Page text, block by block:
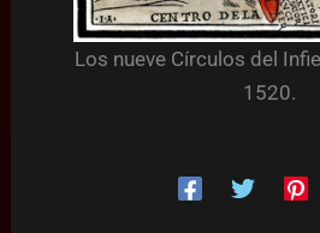
Los nueve Círculos del
1520.